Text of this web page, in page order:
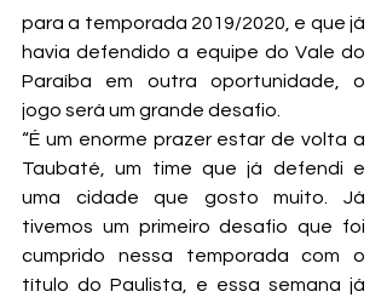
para a temporada 2019/2020, e que já
havia defendido a equipe do Vale do
Paraíba em outra oportunidade, o
jogo será um grande desafio.
“É um enorme prazer estar de volta a
Taubaté, um time que já defendi e
uma cidade que gosto muito. Já
tivemos um primeiro desafio que foi
cumprido nessa temporada com o
título do Paulista, e essa semana já